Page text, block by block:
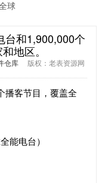
球
台和1,900,000个
地区。
仓库 版权：老表资源网
播客节目，覆盖全
能电台）